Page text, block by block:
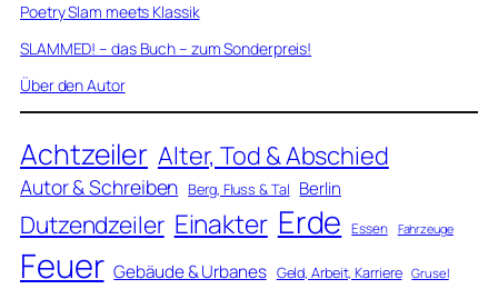
Poetry Slam meets Klassik
SLAMMED! – das Buch – zum Sonderpreis!
Über den Autor
Achtzeiler Alter, Tod & Abschied
Autor & Schreiben Berg, Fluss & Tal Berlin
Dutzendzeiler Einakter Erde Essen Fahrzeuge
Feuer Gebäude & Urbanes Geld, Arbeit, Karriere Grusel